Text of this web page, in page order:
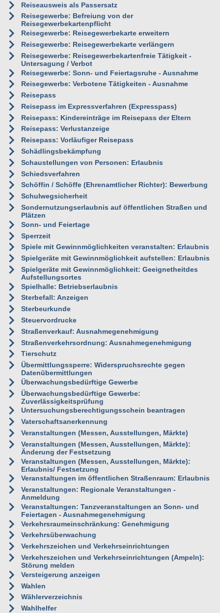
Reiseausweis als Passersatz
Reisegewerbe: Befreiung von der
Reisegewerbekartenpflicht
Reisegewerbe: Reisegewerbekarte erweitern
Reisegewerbe: Reisegewerbekarte verlängern
Reisegewerbe: Reisegewerbekartenfreie Tätigkeit -
Untersagung / Verbot
Reisegewerbe: Sonn- und Feiertagsruhe - Ausnahme
Reisegewerbe: Verbotene Tätigkeiten - Ausnahme
Reisepass
Reisepass im Expressverfahren (Expresspass)
Reisepass: Kindereinträge im Reisepass der Eltern
Reisepass: Verlustanzeige
Reisepass: Vorläufiger Reisepass
Schädlingsbekämpfung
Schaustellungen von Personen: Erlaubnis
Schiedsverfahren
Schöffin / Schöffe (Ehrenamtlicher Richter): Bewerbung
Schulwegsicherheit
Sondernutzungserlaubnis auf öffentlichen Straßen und
Plätzen
Sonn- und Feiertage
Sperrzeit
Spiele mit Gewinnmöglichkeiten veranstalten: Erlaubnis
Spielgeräte mit Gewinnmöglichkeit aufstellen: Erlaubnis
Spielgeräte mit Gewinnmöglichkeit: Geeignetheitdes
Aufstellungsortes
Spielhalle: Betriebserlaubnis
Sterbefall: Anzeigen
Sterbeurkunde
Steuervordrucke
Straßenverkauf: Ausnahmegenehmigung
Straßenverkehrsordnung: Ausnahmegenehmigung
Tierschutz
Übermittlungssperre: Widerspruchsrechte gegen
Datenübermittlungen
Überwachungsbedürftige Gewerbe
Überwachungsbedürftige Gewerbe:
Zuverlässigkeitsprüfung
Untersuchungsberechtigungsschein beantragen
Vaterschaftsanerkennung
Veranstaltungen (Messen, Ausstellungen, Märkte)
Veranstaltungen (Messen, Ausstellungen, Märkte):
Änderung der Festsetzung
Veranstaltungen (Messen, Ausstellungen, Märkte):
Erlaubnis/ Festsetzung
Veranstaltungen im öffentlichen Straßenraum: Erlaubnis
Veranstaltungen: Regionale Veranstaltungen -
Anmeldung
Veranstaltungen: Tanzveranstaltungen an Sonn- und
Feiertagen - Ausnahmegenehmigung
Verkehrsraumeinschränkung: Genehmigung
Verkehrsüberwachung
Verkehrszeichen und Verkehrseinrichtungen
Verkehrszeichen und Verkehrseinrichtungen (Ampeln):
Störung melden
Versteigerung anzeigen
Wahlen
Wählerverzeichnis
Wahlhelfer